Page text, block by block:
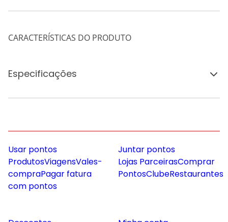
CARACTERÍSTICAS DO PRODUTO
Especificações
Usar pontos
ProdutosViagensVales-
compraPagar fatura
com pontos
Juntar pontos
Lojas ParceirasComprar
PontosClubeRestaurantes